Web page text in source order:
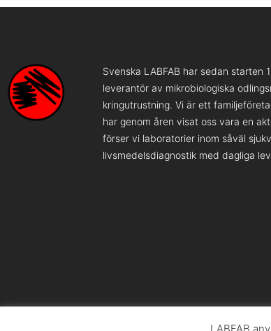
Svenska LABFAB har sedan starten
leverantör av mikrobiologiska
kringutrustning. Vi är ett
har genom åren visat oss vara en
förser vi laboratorier inom såväl
livsmedelsdiagnostik med dagliga